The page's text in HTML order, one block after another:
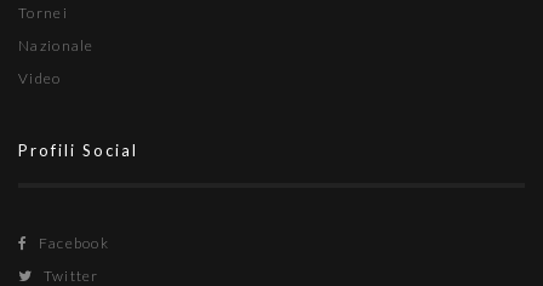
Tornei
Nazionale
Video
Profili Social
Facebook
Twitter